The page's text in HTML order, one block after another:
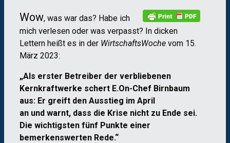
Wow, was war das? Habe ich
mich verlesen oder was verpasst? In dicken
Lettern heißt es in der WirtschaftsWoche vom 15.
März 2023:
„Als erster Betreiber der verbliebenen
Kernkraftwerke schert E.On-Chef Birnbaum
aus: Er greift den Ausstieg im April
an und warnt, dass die Krise nicht zu Ende sei.
Die wichtigsten fünf Punkte einer
bemerkenswerten Rede.“